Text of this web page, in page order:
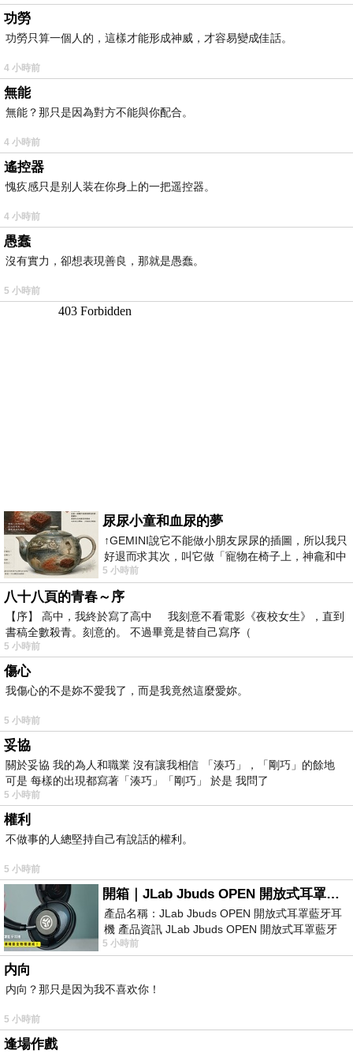
功勞
功勞只算一個人的，這樣才能形成神威，才容易變成佳話。
4 小時前
無能
無能？那只是因為對方不能與你配合。
4 小時前
遙控器
愧疚感只是别人装在你身上的一把遥控器。
4 小時前
愚蠢
沒有實力，卻想表現善良，那就是愚蠢。
5 小時前
尿尿小童和血尿的夢
↑GEMINI說它不能做小朋友尿尿的插圖，所以我只
好退而求其次，叫它做「寵物在椅子上，神龕和中
年人臉孔」的畫了。 六月底
5 小時前
八十八頁的青春～序
【序】 高中，我終於寫了高中 我刻意不看電影《夜校女生》，直到
書稿全數殺青。刻意的。 不過畢竟是替自己寫序（
5 小時前
傷心
我傷心的不是妳不愛我了，而是我竟然這麼愛妳。
5 小時前
妥協
關於妥協 我的為人和職業 沒有讓我相信 「湊巧」，「剛巧」的餘地
可是 每樣的出現都寫著「湊巧」「剛巧」 於是 我問了
5 小時前
權利
不做事的人總堅持自己有說話的權利。
5 小時前
開箱｜JLab Jbuds OPEN 開放式耳罩藍牙耳機 - 設計美學，輕巧、透氣、環境音全物理達成！
產品名稱：JLab Jbuds OPEN 開放式耳罩藍牙耳
機 產品資訊 JLab Jbuds OPEN 開放式耳罩藍牙
耳機評語：非常有特色，值得喜愛美型工
5 小時前
内向
内向？那只是因为我不喜欢你！
5 小時前
逢場作戲